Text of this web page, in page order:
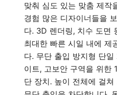
맞춰 심도 있는 맞춤 제작
경험 많은 디자이너들을
다. 3D 렌더링, 치수 도면
최대한 빠른 시일 내에 제
다. 무단 출입 방지형 단일
이트, 고보안 구역을 위한
단 장치. 높이 전체에 걸쳐